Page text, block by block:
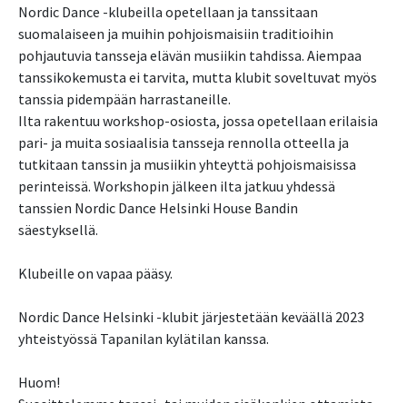
Nordic Dance -klubeilla opetellaan ja tanssitaan
suomalaiseen ja muihin pohjoismaisiin traditioihin
pohjautuvia tansseja elävän musiikin tahdissa. Aiempaa
tanssikokemusta ei tarvita, mutta klubit soveltuvat myös
tanssia pidempään harrastaneille.
Ilta rakentuu workshop-osiosta, jossa opetellaan erilaisia
pari- ja muita sosiaalisia tansseja rennolla otteella ja
tutkitaan tanssin ja musiikin yhteyttä pohjoismaisissa
perinteissä. Workshopin jälkeen ilta jatkuu yhdessä
tanssien Nordic Dance Helsinki House Bandin
säestyksellä.
Klubeille on vapaa pääsy.
Nordic Dance Helsinki -klubit järjestetään keväällä 2023
yhteistyössä Tapanilan kylätilan kanssa. ​
Huom!